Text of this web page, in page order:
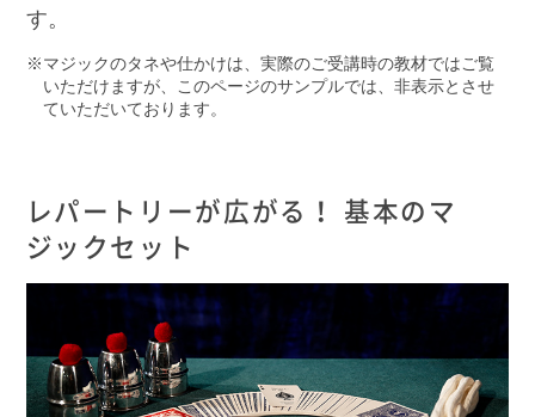
す。
マジックのタネや仕かけは、実際のご受講時の教材ではご覧
いただけますが、このページのサンプルでは、非表示とさせ
ていただいております。
レパートリーが広がる！ 基本のマ
ジックセット